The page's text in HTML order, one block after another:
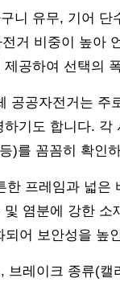
니 유무, 기어
거 비중이 높아
공하여 선택의
공공자전거는
기도 합니다.
)를 꼼꼼히 확인
한 프레임과 넓
염분에 강한 소
되어 보안성을 높
브레이크 종류(